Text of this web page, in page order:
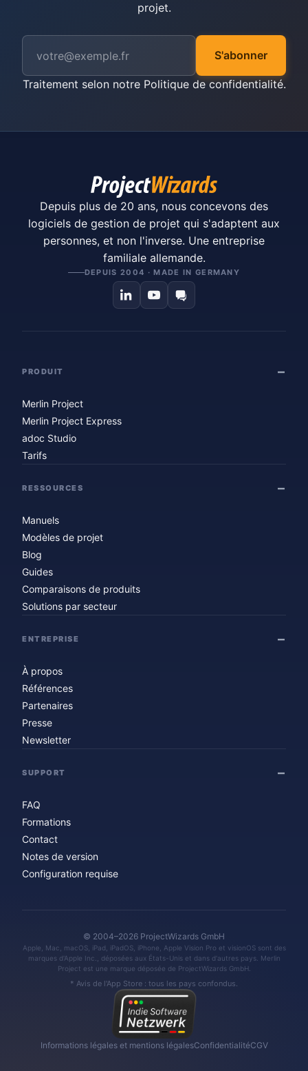
projet.
S'abonner
Traitement selon notre Politique de confidentialité.
Depuis plus de 20 ans, nous concevons des
logiciels de gestion de projet qui s'adaptent aux
personnes, et non l'inverse. Une entreprise
familiale allemande.
DEPUIS 2004 · MADE IN GERMANY
PRODUIT
Merlin Project
Merlin Project Express
adoc Studio
Tarifs
RESSOURCES
Manuels
Modèles de projet
Blog
Guides
Comparaisons de produits
Solutions par secteur
ENTREPRISE
À propos
Références
Partenaires
Presse
Newsletter
SUPPORT
FAQ
Formations
Contact
Notes de version
Configuration requise
© 2004–2026 ProjectWizards GmbH
Apple, Mac, macOS, iPad, iPadOS, iPhone, Apple Vision Pro et visionOS sont des
marques d'Apple Inc., déposées aux États-Unis et dans d'autres pays. Merlin
Project est une marque déposée de ProjectWizards GmbH.
* Avis de l'App Store : tous les pays confondus.
Informations légales et mentions légalesConfidentialitéCGV